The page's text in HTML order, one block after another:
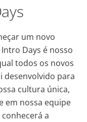
um novo
Intro Days é nosso
todos os novos
desenvolvido para
cultura única,
em nossa equipe
a